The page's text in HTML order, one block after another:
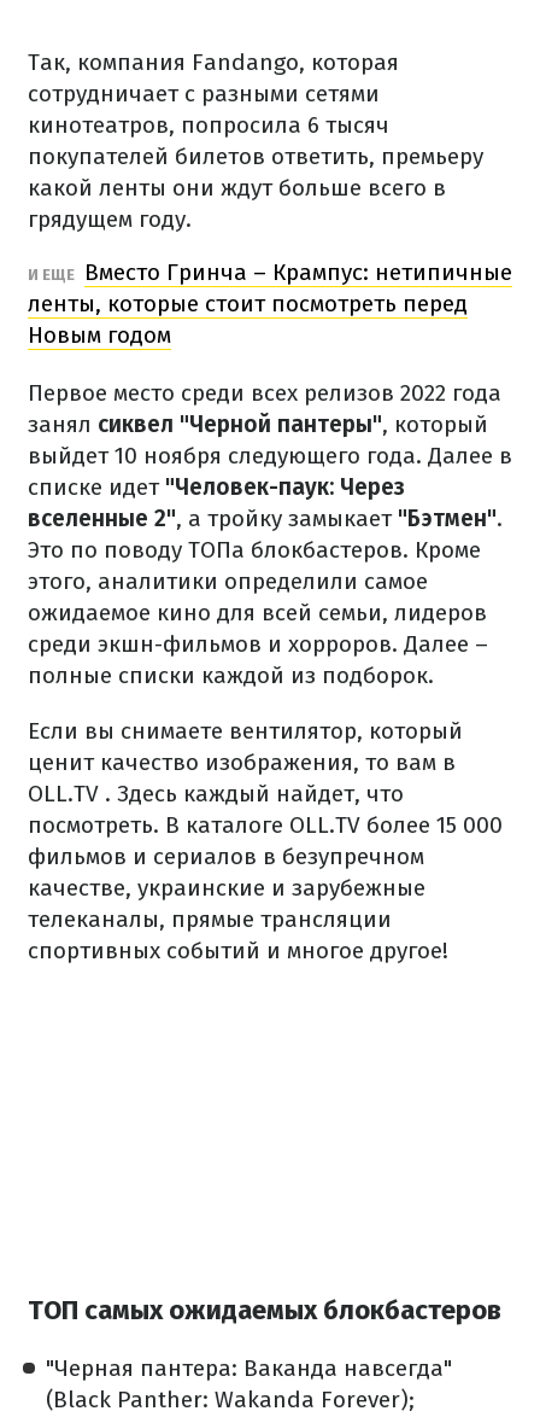
Так, компания Fandango, которая
сотрудничает с разными сетями
кинотеатров, попросила 6 тысяч
покупателей билетов ответить, премьеру
какой ленты они ждут больше всего в
грядущем году.
И ЕЩЕ
Вместо Гринча – Крампус: нетипичные
ленты, которые стоит посмотреть перед
Новым годом
Первое место среди всех релизов 2022 года
занял сиквел "Черной пантеры", который
выйдет 10 ноября следующего года. Далее в
списке идет "Человек-паук: Через
вселенные 2", а тройку замыкает "Бэтмен".
Это по поводу ТОПа блокбастеров. Кроме
этого, аналитики определили самое
ожидаемое кино для всей семьи, лидеров
среди экшн-фильмов и хорроров. Далее –
полные списки каждой из подборок.
Если вы снимаете вентилятор, который
ценит качество изображения, то вам в
OLL.TV . Здесь каждый найдет, что
посмотреть. В каталоге OLL.TV более 15 000
фильмов и сериалов в безупречном
качестве, украинские и зарубежные
телеканалы, прямые трансляции
спортивных событий и многое другое!
ТОП самых ожидаемых блокбастеров
"Черная пантера: Ваканда навсегда"
(Black Panther: Wakanda Forever);